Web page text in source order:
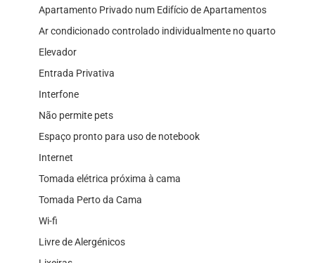
Apartamento Privado num Edifício de Apartamentos
Ar condicionado controlado individualmente no quarto
Elevador
Entrada Privativa
Interfone
Não permite pets
Espaço pronto para uso de notebook
Internet
Tomada elétrica próxima à cama
Tomada Perto da Cama
Wi-fi
Livre de Alergénicos